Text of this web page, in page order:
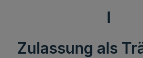
I
Zulassung als